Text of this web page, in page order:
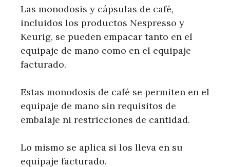
Las monodosis y cápsulas de café,
incluidos los productos Nespresso y
Keurig, se pueden empacar tanto en el
equipaje de mano como en el equipaje
facturado.
Estas monodosis de café se permiten en el
equipaje de mano sin requisitos de
embalaje ni restricciones de cantidad.
Lo mismo se aplica si los lleva en su
equipaje facturado.